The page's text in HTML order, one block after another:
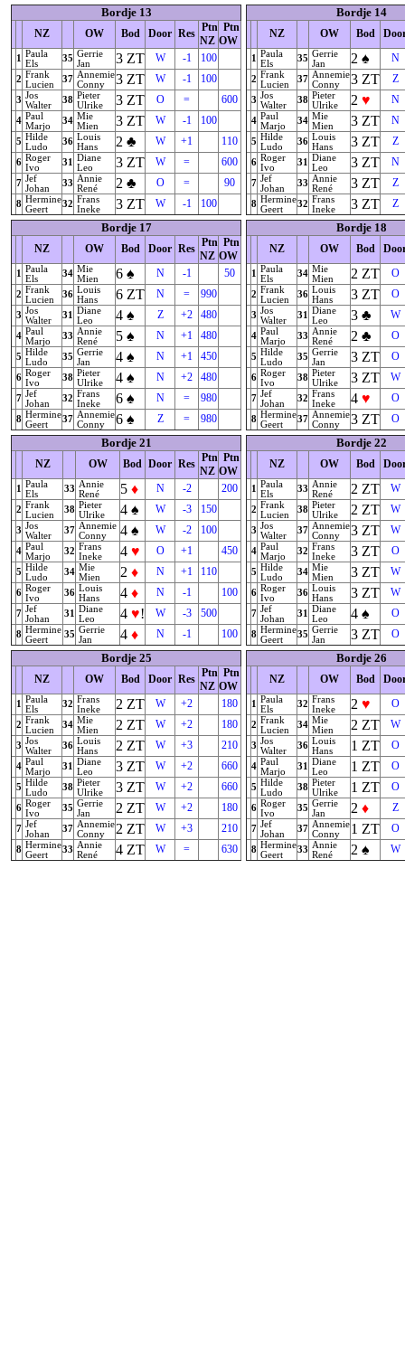
Bordje 13
NZ OW Bod Door Res Ptn
NZ
Ptn
OW
1
Paula
Els
35 Gerrie
Jan
3 ZT W -1 100
2 Frank
Lucien
37 Annemie
Conny
3 ZT W -1 100
3 Jos
Walter
38 Pieter
Ulrike
3 ZT O = 600
4 Paul
Marjo
34 Mie
Mien
3 ZT W -1 100
5 Hilde
Ludo
36 Louis
Hans
2 ♣ W +1 110
6 Roger
Ivo
31
Diane
Leo
3 ZT W = 600
7 Jef
Johan
33 Annie
René
2 ♣ O = 90
8 Hermine
Geert
32 Frans
Ineke
3 ZT W -1 100
Bordje 14
NZ OW Bod
1
Paula
Els
35 Gerrie
Jan
2 ♠ N
2 Frank
Lucien
37 Annemie
Conny
3 ZT Z
3 Jos
Walter
38 Pieter
Ulrike
2 ♥ N
4 Paul
Marjo
34 Mie
Mien
3 ZT N
5 Hilde
Ludo
36 Louis
Hans
3 ZT Z
6 Roger
Ivo
31
Diane
Leo
3 ZT N
7 Jef
Johan
33 Annie
René
3 ZT Z
8 Hermine
Geert
32 Frans
Ineke
3 ZT Z
Bordje 17
NZ OW Bod Door Res Ptn
NZ
Ptn
OW
1
Paula
Els
34 Mie
Mien
6 ♠ N -1 50
2 Frank
Lucien
36 Louis
Hans
6 ZT N = 990
3 Jos
Walter
31
Diane
Leo
4 ♠ Z +2 480
4 Paul
Marjo
33 Annie
René
5 ♠ N +1 480
5 Hilde
Ludo
35 Gerrie
Jan
4 ♠ N +1 450
6 Roger
Ivo
38 Pieter
Ulrike
4 ♠ N +2 480
7 Jef
Johan
32 Frans
Ineke
6 ♠ N = 980
8 Hermine
Geert
37 Annemie
Conny
6 ♠ Z = 980
Bordje 18
NZ OW Bod
1
Paula
Els
34 Mie
Mien
2 ZT O
2 Frank
Lucien
36 Louis
Hans
3 ZT O
3 Jos
Walter
31
Diane
Leo
3 ♣ W
4 Paul
Marjo
33 Annie
René
2 ♣ O
5 Hilde
Ludo
35 Gerrie
Jan
3 ZT O
6 Roger
Ivo
38 Pieter
Ulrike
3 ZT W
7 Jef
Johan
32 Frans
Ineke
4 ♥ O
8 Hermine
Geert
37 Annemie
Conny
3 ZT O
Bordje 21
NZ OW Bod Door Res Ptn
NZ
Ptn
OW
1
Paula
Els
33 Annie
René
5 ♦ N -2 200
2 Frank
Lucien
38 Pieter
Ulrike
4 ♠ W -3 150
3 Jos
Walter
37 Annemie
Conny
4 ♠ W -2 100
4 Paul
Marjo
32 Frans
Ineke
4 ♥ O +1 450
5 Hilde
Ludo
34 Mie
Mien
2 ♦ N +1 110
6 Roger
Ivo
36 Louis
Hans
4 ♦ N -1 100
7 Jef
Johan
31
Diane
Leo
4 ♥! W -3 500
8 Hermine
Geert
35 Gerrie
Jan
4 ♦ N -1 100
Bordje 22
NZ OW Bod
1
Paula
Els
33 Annie
René
2 ZT W
2 Frank
Lucien
38 Pieter
Ulrike
2 ZT W
3 Jos
Walter
37 Annemie
Conny
3 ZT W
4 Paul
Marjo
32 Frans
Ineke
3 ZT O
5 Hilde
Ludo
34 Mie
Mien
3 ZT W
6 Roger
Ivo
36 Louis
Hans
3 ZT W
7 Jef
Johan
31
Diane
Leo
4 ♠ O
8 Hermine
Geert
35 Gerrie
Jan
3 ZT O
Bordje 25
NZ OW Bod Door Res Ptn
NZ
Ptn
OW
1
Paula
Els
32 Frans
Ineke
2 ZT W +2 180
2 Frank
Lucien
34 Mie
Mien
2 ZT W +2 180
3 Jos
Walter
36 Louis
Hans
2 ZT W +3 210
4 Paul
Marjo
31
Diane
Leo
3 ZT W +2 660
5 Hilde
Ludo
38 Pieter
Ulrike
3 ZT W +2 660
6 Roger
Ivo
35 Gerrie
Jan
2 ZT W +2 180
7 Jef
Johan
37 Annemie
Conny
2 ZT W +3 210
8 Hermine
Geert
33 Annie
René
4 ZT W = 630
Bordje 26
NZ OW Bod
1
Paula
Els
32 Frans
Ineke
2 ♥ O
2 Frank
Lucien
34 Mie
Mien
2 ZT W
3 Jos
Walter
36 Louis
Hans
1 ZT O
4 Paul
Marjo
31
Diane
Leo
1 ZT O
5 Hilde
Ludo
38 Pieter
Ulrike
1 ZT O
6 Roger
Ivo
35 Gerrie
Jan
2 ♦ Z
7 Jef
Johan
37 Annemie
Conny
1 ZT O
8 Hermine
Geert
33 Annie
René
2 ♠ W